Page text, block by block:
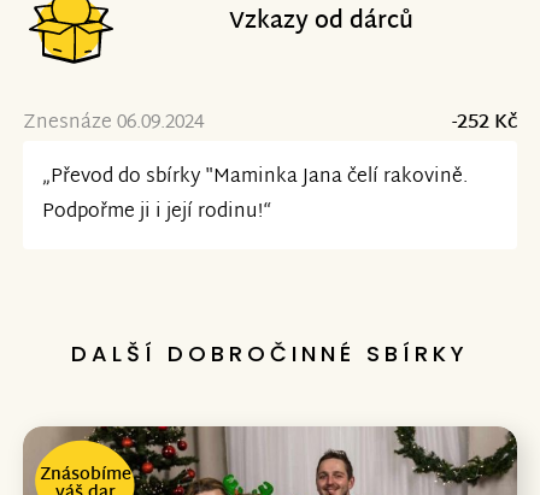
Vzkazy od dárců
Znesnáze 06.09.2024
-252 Kč
„Převod do sbírky "Maminka Jana čelí rakovině.
Podpořme ji i její rodinu!“
DALŠÍ DOBROČINNÉ SBÍRKY
Znásobíme